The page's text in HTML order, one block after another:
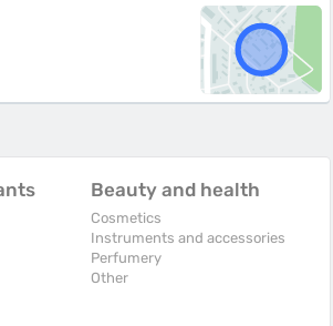
Beauty and health
Cosmetics
Instruments and accessories
Perfumery
Other